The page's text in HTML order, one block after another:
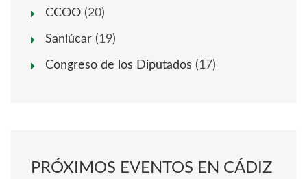
CCOO (20)
Sanlúcar (19)
Congreso de los Diputados (17)
PRÓXIMOS EVENTOS EN CÁDIZ